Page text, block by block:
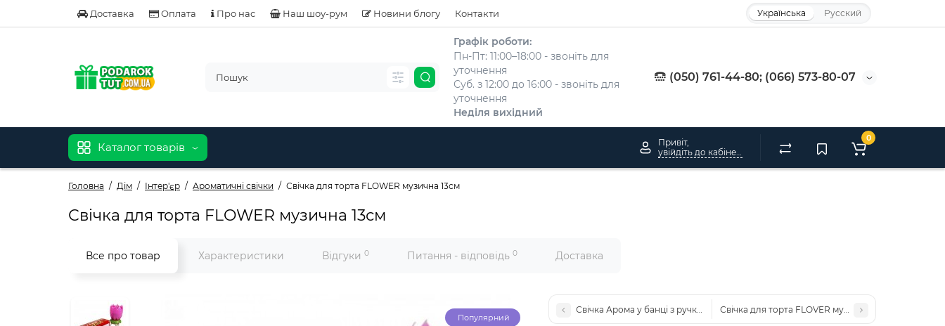
Доставка Оплата Про нас Наш шоу-рум Новини блогу Контакти Українська Русский
Графік роботи:
Пн-Пт: 11:00–18:00 - звоніть для
уточнення
Суб. з 12:00 до 16:00 - звоніть для
уточнення
Неділя вихідний
(050) 761-44-80; (066) 573-80-07
Каталог товарів
Привіт,
0
Головна Дім Інтер'єр Ароматичні свічки Свічка для торта FLOWER музична 13см
Свічка для торта FLOWER музична 13см
Все про товар Характеристики Відгуки 0 Питання - відповідь 0 Доставка
Популярний
Свічка Арома у банці з ручкою ОкеанСвічка для торта FLOVER музична обертова 14см